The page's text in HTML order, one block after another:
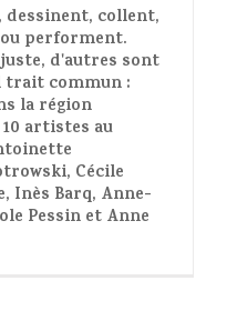
collent,
performent.
d'autres sont
trait commun :
la région
artistes au
Cécile
Inès Barq, Anne-
Pessin et Anne